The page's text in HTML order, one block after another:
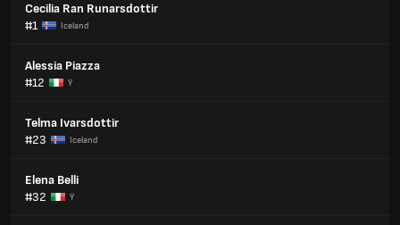
Cecilia Ran Runarsdottir
#1
Iceland
Alessia Piazza
#12
Ý
Telma Ivarsdottir
#23
Iceland
Elena Belli
#32
Ý